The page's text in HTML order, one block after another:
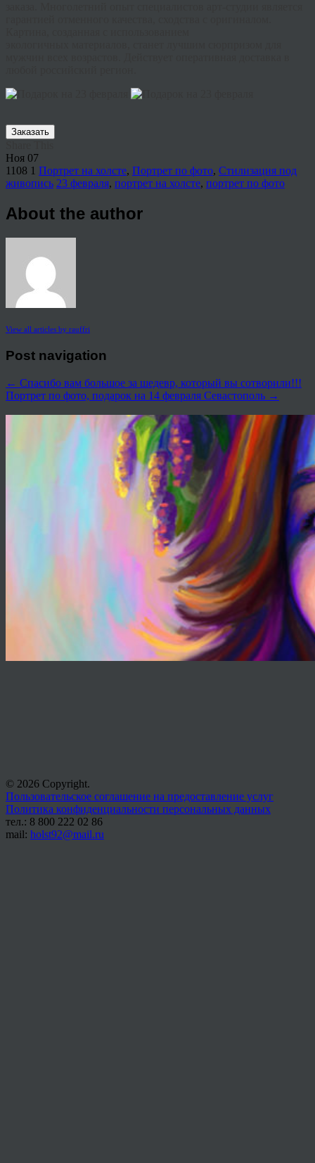
Заказать
Ноя 07
1108 1 Портрет на холсте, Портрет по фото, Стилизация под
живопись 23 февраля, портрет на холсте, портрет по фото
About the author
View all articles by rauffri
Post navigation
← Спасибо вам большое за шедевр, который вы сотворили!!!
Портрет по фото, подарок на 14 февраля Севастополь →
© 2026 Copyright.
Пользовательское соглашение на предоставление услуг
Политика конфиденциальности персональных данных
тел.: 8 800 222 02 86
mail: holst92@mail.ru